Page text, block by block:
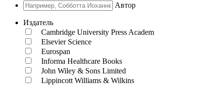
Автор
Издатель
Cambridge University Press Academ
Elsevier Science
Eurospan
Informa Healthcare Books
John Wiley & Sons Limited
Lippincott Williams & Wilkins